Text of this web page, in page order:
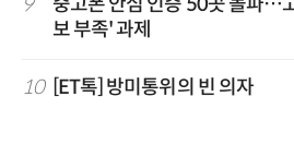
보 부족' 과제
10 [ET톡] 방미통위의 빈 의자